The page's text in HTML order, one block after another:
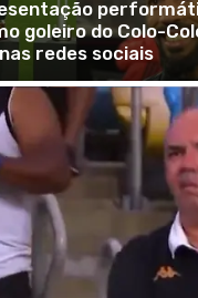
goleiro do Colo-
nas redes sociais